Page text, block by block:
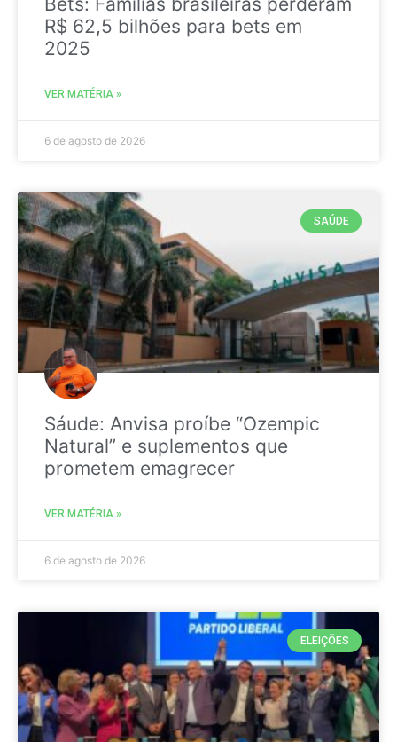
R$ 62,5 bilhões para bets em
2025
VER MATÉRIA »
6 de agosto de 2026
SAÚDE
Sáude: Anvisa proíbe “Ozempic
Natural” e suplementos que
prometem emagrecer
VER MATÉRIA »
6 de agosto de 2026
ELEIÇÕES